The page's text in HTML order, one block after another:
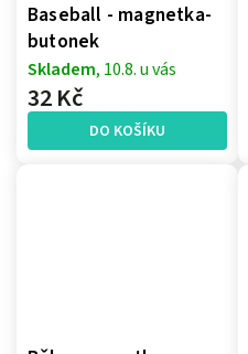
Baseball - magnetka-
butonek
Skladem, 10.8. u vás
32 Kč
DO KOŠÍKU